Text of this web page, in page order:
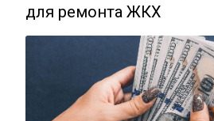
для ремонта ЖКХ